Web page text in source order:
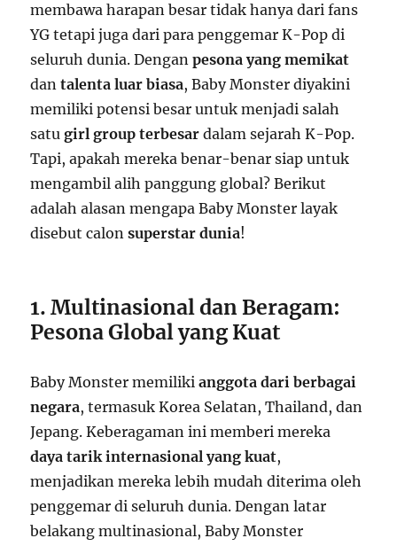
membawa harapan besar tidak hanya dari fans
YG tetapi juga dari para penggemar K-Pop di
seluruh dunia. Denganpesona yang memikat
dantalenta luar biasa, Baby Monster diyakini
memiliki potensi besar untuk menjadi salah
satugirl group terbesar dalam sejarah K-Pop.
Tapi, apakah mereka benar-benar siap untuk
mengambil alih panggung global? Berikut
adalah alasan mengapa Baby Monster layak
disebut calonsuperstar dunia!
1. Multinasional dan Beragam:
Pesona Global yang Kuat
Baby Monster memilikianggota dari berbagai
negara, termasuk Korea Selatan, Thailand, dan
Jepang. Keberagaman ini memberi mereka
daya tarik internasional yang kuat,
menjadikan mereka lebih mudah diterima oleh
penggemar di seluruh dunia. Dengan latar
belakang multinasional, Baby Monster